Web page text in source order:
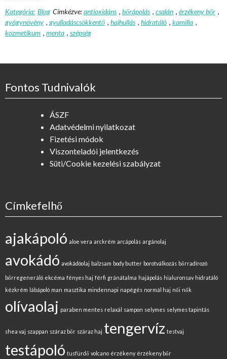
Kategória: Blog Címkézve:antioxidáns , bőrápolás , csalán , érzékeny bőr ,
gyógynövény , gyulladáscsökkentő , hajhullás , hidratáló , kamilla ,
kozmetikum , menta , szépség
Fontos Tudnivalók
ÁSZF
Adatvédelmi nyilatkozat
Fizetési módok
Viszonteladói jelentkezés
Süti/Cookie kezelési szabályzat
Címkefelhő
ajakápoló aloe vera arckrém arcápolás argánolaj
avokádó avokádóolaj balzsam body butter borotválkozás bőrradírozó
bőrregeneráló ekcéma fényes haj férfi gránátalma hajápolás hialuronsav hidratáló
kézkrém lábápoló man masztika mindennapi napégés normál haj női nők
olívaolaj paraben mentes relaxál sampon selymes selymes tapintás
shea vaj szappan száraz bőr száraz haj tengervíz testvaj
testápoló tusfürdő volcano érzékeny érzékeny bőr